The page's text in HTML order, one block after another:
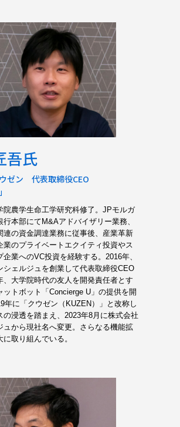
吾氏
ゼン 代表取締役CEO
院農学生命工学研究科修了。JPモルガ
行本部にてM&Aアドバイザリー業務、
連の資金調達業務に従事後、産業革新
業のプライベートエクイティ投資やス
企業へのVC投資を経験する。2016年、
シェルジュを創業して代表取締役CEO
、大学院時代の友人を開発責任者とす
ットボット「Concierge U」の提供を開
年に「クウゼン（KUZEN）」と改称し
の浸透を踏まえ、2023年8月に株式会社
ュから現社名へ変更。さらなる機能拡
取り組んでいる。